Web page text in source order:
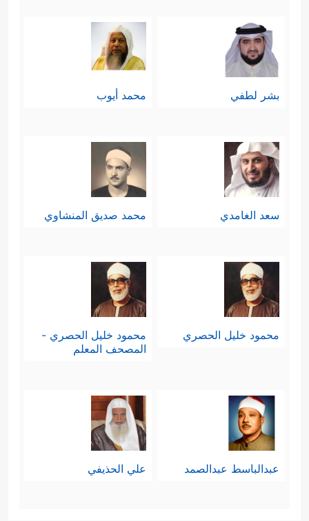
بشر لطفي محمد أيوب
سعد الغامدي محمد صديق المنشاوي
محمود خليل الحصري
محمود خليل الحصري -
المصحف المعلم
عبدالباسط عبدالصمد علي الحذيفي